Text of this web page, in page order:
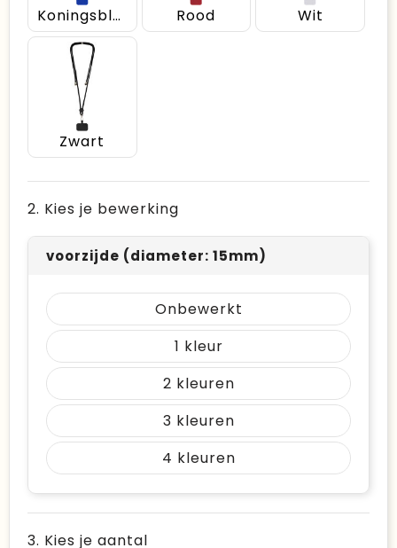
Koningsblauw Rood Wit
Zwart
2. Kies je bewerking
voorzijde (diameter: 15mm)
Onbewerkt
1
2
3
4
3. Kies je aantal